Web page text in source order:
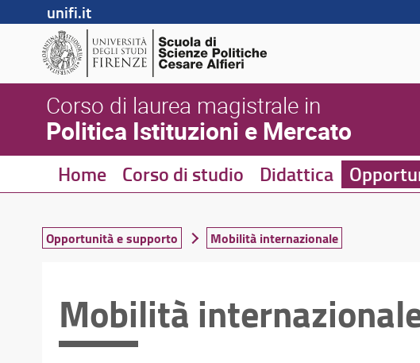
unifi.it
Corso di laurea magistrale in
Politica Istituzioni e Mercato
Home Corso di studio Didattica
Opportunità e supporto Mobilità internazionale
Mobilità